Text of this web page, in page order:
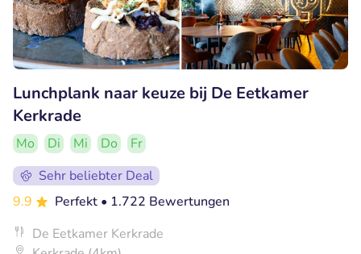
Lunchplank naar keuze bij De Eetkamer
Kerkrade
Mo Di Mi Do
Fr
Sehr beliebter Deal
9.9
Perfekt • 1.722 Bewertungen
De Eetkamer Kerkrade